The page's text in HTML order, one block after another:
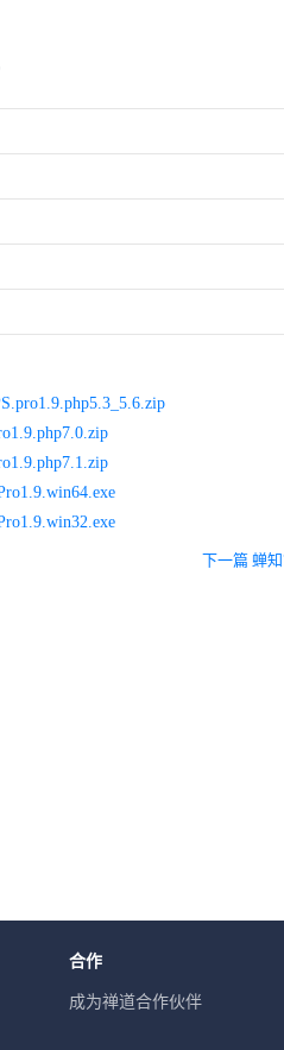
下一篇 蝉
合作
成为禅道合作伙伴